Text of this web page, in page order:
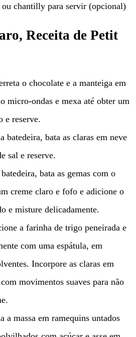
ou chantilly para servir (opcional)
Receita de Petit
o chocolate e a manteiga em
micro-ondas e mexa até obter um
e reserve.
batedeira, bata as claras em neve
sal e reserve.
bata as gemas com o
creme claro e fofo e adicione o
e misture delicadamente.
a farinha de trigo peneirada e
com uma espátula, em
Incorpore as claras em
movimentos suaves para não
a massa em ramequins untados